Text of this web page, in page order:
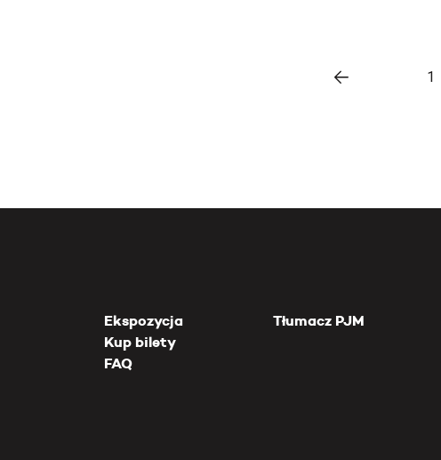
1
Ekspozycja
Kup bilety
FAQ
Tłumacz PJM